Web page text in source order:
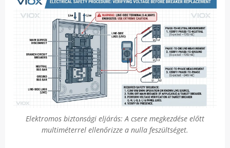
Elektromos biztonsági eljárás: A csere megkezdése előtt
multiméterrel ellenőrizze a nulla feszültséget.